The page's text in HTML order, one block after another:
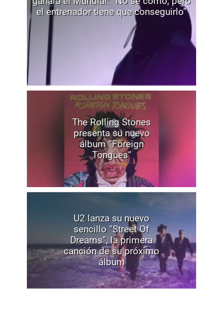
el entrenador tiene que conseguirlo”
The Rolling Stones
presenta su nuevo
álbum “Foreign
Tongues”
U2 lanza su nuevo
sencillo “Street Of
Dreams”, la primera
canción de su próximo
álbum